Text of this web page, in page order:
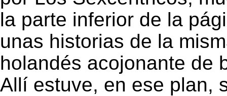
la parte inferior de la
unas historias de la
holandés acojonante de
Allí estuve, en ese plan,